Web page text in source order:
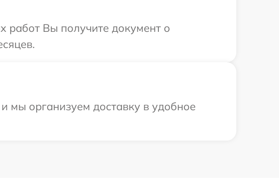
работ Вы получите документ о
мы организуем доставку в удобное